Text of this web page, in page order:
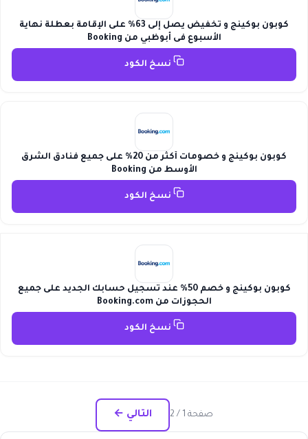
كوبون بوكينج و تخفيض يصل إلى 63% على الإقامة بعطلة نهاية
الأسبوع فى أبوظبي من Booking
نسخ الكود
كوبون بوكينج و خصومات أكثر من 20% على جميع فنادق الشرق
الأوسط من Booking
نسخ الكود
كوبون بوكينج و خصم 50% عند تسجيل حسابك الجديد على جميع
الحجوزات من Booking.com
نسخ الكود
صفحة 1 / 2 التالي ←